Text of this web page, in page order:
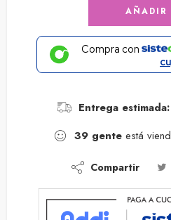
AÑADIR
Compra con
Entrega estimada:
39 genteestá
Compartir